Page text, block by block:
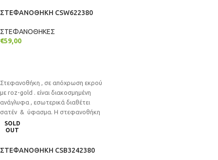
ΣΤΕΦΑΝΟΘΗΚΗ CSW622380
ΣΤΕΦΑΝΟΘΗΚΕΣ
€59,00
Στεφανοθήκη , σε απόχρωση εκρού
με roz-gold . είναι διακοσμημένη
ανάγλυφα , εσωτερικά διαθέτει
σατέν & ύφασμα. Η στεφανοθήκη
είναι
SOLD
OUT
ΣΤΕΦΑΝΟΘΗΚΗ CSB3242380